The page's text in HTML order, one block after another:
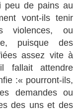
peu de pains au
vont-ils tenir
violences, ou
puisque des
assez vite à
fallait attendre
:« pourront-ils,
demandes ou
des uns et des